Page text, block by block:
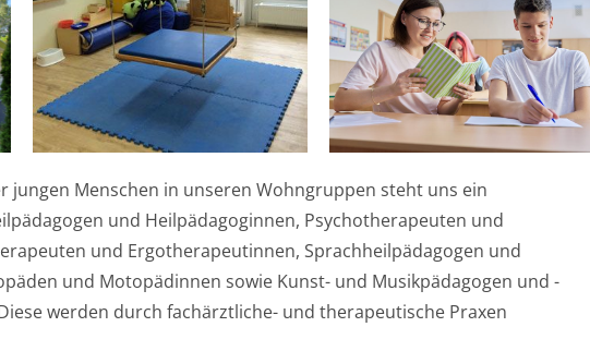
jungen Menschen in unseren Wohngruppen steht uns ein
und Heilpädagoginnen, Psychotherapeuten und
und Ergotherapeutinnen, Sprachheilpädagogen und
und Motopädinnen sowie Kunst- und Musikpädagogen und -
werden durch fachärztliche- und therapeutische Praxen